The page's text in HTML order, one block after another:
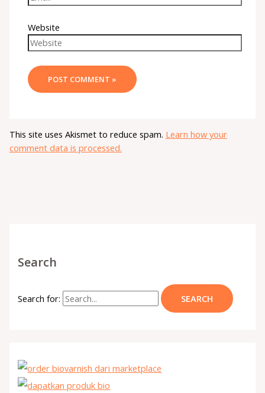
Website
This site uses Akismet to reduce spam. Learn how your
comment data is processed.
Search
Search for: